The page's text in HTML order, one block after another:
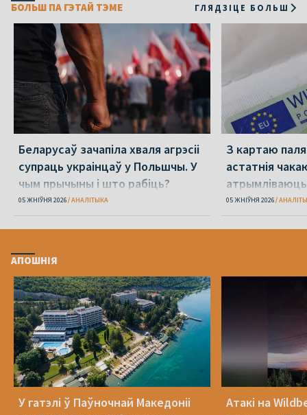
БОЛЬШ ПА ГЭТАЙ ТЭМЕ ГЛЯДЗІЦЕ БОЛЬШ
Беларусаў зачапіла хваля агрэсіі
супраць украінцаў у Польшчы. У
чым прычыны і што рабіць?
05 ЖНІЎНЯ 2026 АНАЛІТЫКА
З картаю
астатнія
атрымліваюць
05 ЖНІЎНЯ 2026
АПОШНІЯ
У гатэлі ў Паўночнай Македоніі
Атакі на